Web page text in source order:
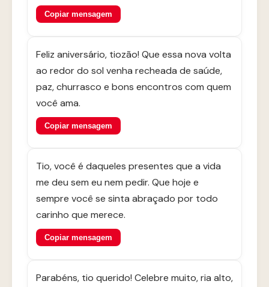
Copiar mensagem
Feliz aniversário, tiozão! Que essa nova volta
ao redor do sol venha recheada de saúde,
paz, churrasco e bons encontros com quem
você ama.
Copiar mensagem
Tio, você é daqueles presentes que a vida
me deu sem eu nem pedir. Que hoje e
sempre você se sinta abraçado por todo
carinho que merece.
Copiar mensagem
Parabéns, tio querido! Celebre muito, ria alto,